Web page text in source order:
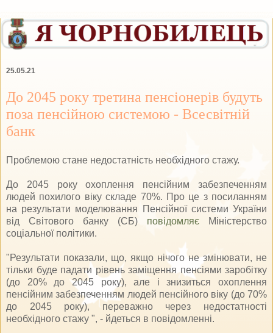
25.05.21
До 2045 року третина пенсіонерів будуть
поза пенсійною системою - Всесвітній
банк
Проблемою стане недостатність необхідного стажу.
До 2045 року охоплення пенсійним забезпеченням
людей похилого віку складе 70%. Про це з посиланням
на результати моделювання Пенсійної системи України
від Світового банку (СБ) повідомляє Міністерство
соціальної політики.
"Результати показали, що, якщо нічого не змінювати, не
тільки буде падати рівень заміщення пенсіями заробітку
(до 20% до 2045 року), але і знизиться охоплення
пенсійним забезпеченням людей пенсійного віку (до 70%
до 2045 року), переважно через недостатності
необхідного стажу ", - йдеться в повідомленні.